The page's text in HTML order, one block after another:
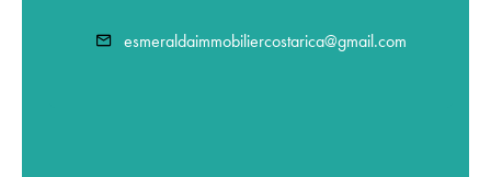
esmeraldaimmobiliercostarica@gmail.com